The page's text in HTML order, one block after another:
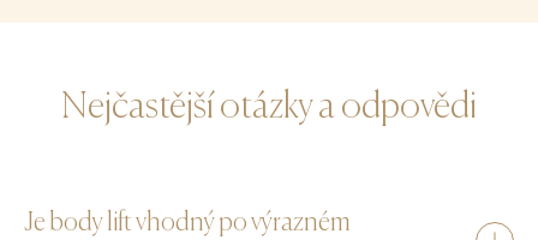
Nejčastější otázky a odpovědi
Je body lift vhodný po výrazném